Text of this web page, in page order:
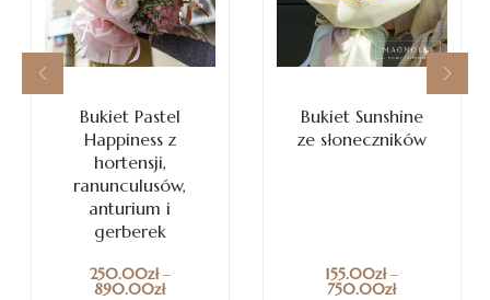
Bukiet Pastel
Happiness z
hortensji,
ranunculusów,
anturium i
gerberek
250.00zł–
890.00zł
Bukiet Sunshine
ze słoneczników
155.00zł–
750.00zł